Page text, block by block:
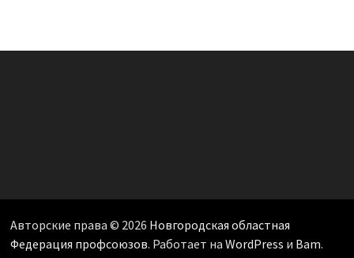
Авторские права © 2026 Новгородская областная
Федерация профсоюзов. Работает наWordPress и Bam.